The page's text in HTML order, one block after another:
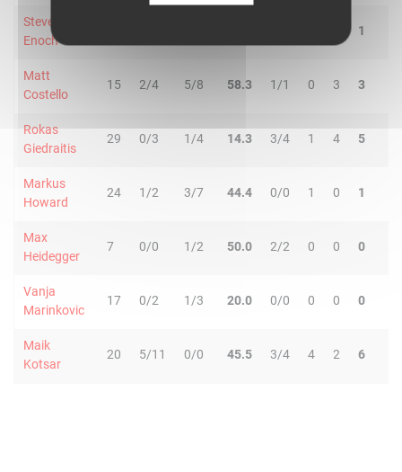
Steven
Enoch
1
Matt
Costello
15 2/4 5/8 58.3 1/1 0 3 3
Rokas
Giedraitis
29 0/3 1/4 14.3 3/4 1 4 5
Markus
Howard
24 1/2 3/7 44.4 0/0 1 0 1
Max
Heidegger
7 0/0 1/2 50.0 2/2 0 0 0
Vanja
Marinkovic
17 0/2 1/3 20.0 0/0 0 0 0
Maik
Kotsar
20 5/11 0/0 45.5 3/4 4 2 6